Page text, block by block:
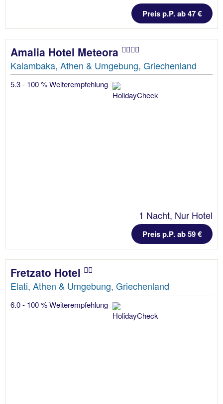
Preis p.P. ab 47 €
Amalia Hotel Meteora
Kalambaka, Athen & Umgebung, Griechenland
5.3 - 100 % Weiterempfehlung
1 Nacht, Nur Hotel
Preis p.P. ab 59 €
Fretzato Hotel
Elati, Athen & Umgebung, Griechenland
6.0 - 100 % Weiterempfehlung